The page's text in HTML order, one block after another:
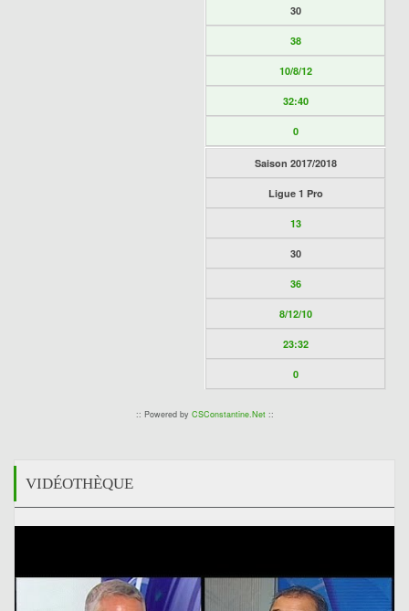
30
38
10/8/12
32:40
0
Saison 2017/2018
Ligue 1 Pro
13
30
36
8/12/10
23:32
0
:: Powered by CSConstantine.Net::
VIDÉOTHÈQUE